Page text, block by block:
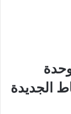
بدء تسليم 358 وحدة
الجديدة